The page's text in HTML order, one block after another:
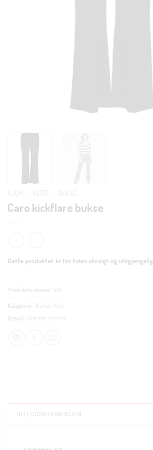
Caro kickflare bukse
Dette produktet er for tiden utsolgt og utilgjengelig.
Produktnummer: I/A
Kategorier: Bukse Klær
Brand: Selected Femme
TILLEGGSINFORMASJON